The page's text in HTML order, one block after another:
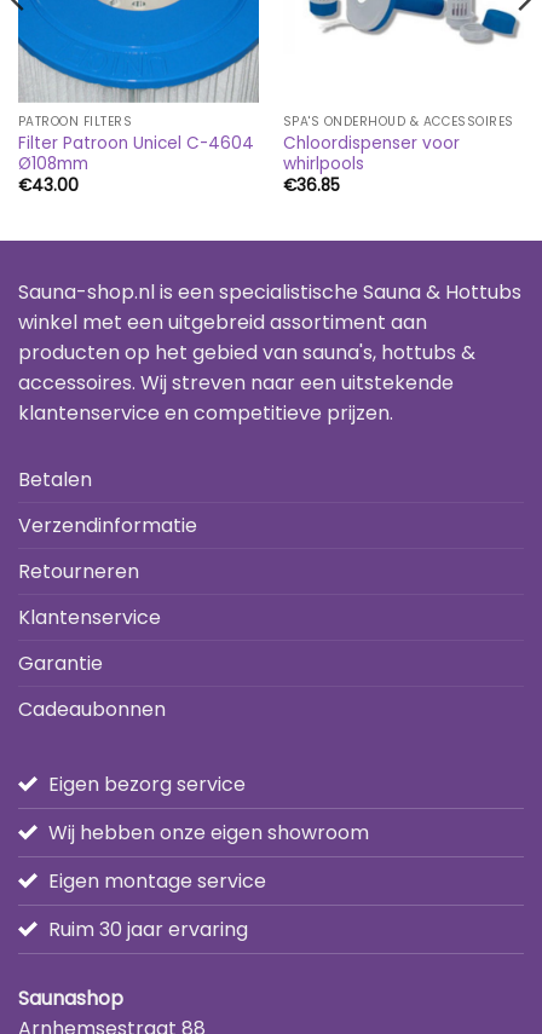
PATROON FILTERS
Filter Patroon Unicel C-4604
Ø108mm
€43.00
SPA'S ONDERHOUD & ACCESSOIRES
Chloordispenser voor
whirlpools
€36.85
Sauna-shop.nl is een specialistische Sauna & Hottubs
winkel met een uitgebreid assortiment aan
producten op het gebied van sauna's, hottubs &
accessoires. Wij streven naar een uitstekende
klantenservice en competitieve prijzen.
Betalen
Verzendinformatie
Retourneren
Klantenservice
Garantie
Cadeaubonnen
Eigen bezorg service
Wij hebben onze eigen showroom
Eigen montage service
Ruim 30 jaar ervaring
Saunashop